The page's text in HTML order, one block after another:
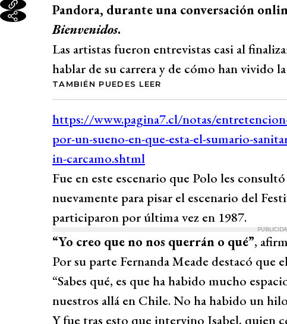
Pandora, durante una conversación
Bienvenidos.
Las artistas fueron entrevistas casi al
hablar de su carrera y de cómo han vivido
TAMBIÉN PUEDES LEER
Fue en este escenario que Polo les
nuevamente para pisar el escenario del
participaron por última vez en 1987.
“Yo creo que no nos querrán o qué”,
Por su parte Fernanda Meade destacó
“Sabes qué, es que ha habido mucho
nuestros allá en Chile. No ha habido un
Y fue tras esto que intervino Isabel, quien